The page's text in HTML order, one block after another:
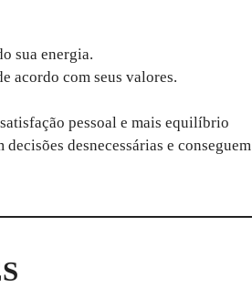
sua energia.
acordo com seus valores.
pessoal e mais equilíbrio
desnecessárias e conseguem